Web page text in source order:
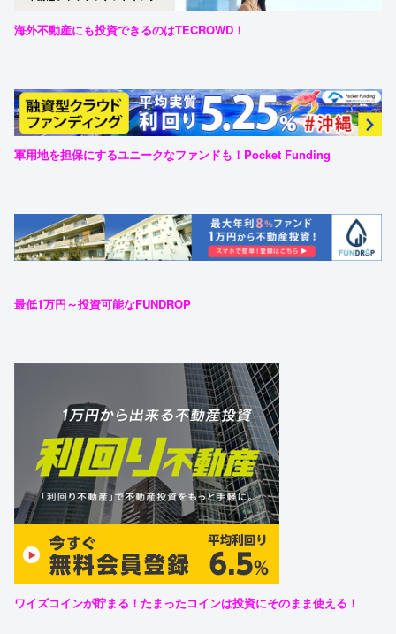
海外不動産にも投資できるのはTECROWD！
軍用地を担保にするユニークなファンドも！Pocket Funding
最低1万円～投資可能なFUNDROP
ワイズコインが貯まる！たまったコインは投資にそのまま使える！